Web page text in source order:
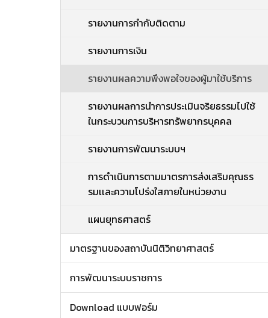
รายงานการกำกับติดตาม
รายงานการเงิน
รายงานผลความพึงพอใจของผู้มาใช้บริการ
รายงานผลการนำการประเมินจริยธรรมไปใช้
ในกระบวนการบริหารทรัพยากรบุคคล
รายงานการพัฒนาระบบฯ
การดำเนินการตามมาตรการส่งเสริมคุณธร
รมเเละความโปร่งใสภายในหน่วยงาน
แผนยุทธศาสตร์
มาตรฐานของสถาบันนิติวิทยาศาสตร์
การพัฒนาระบบราชการ
Download แบบฟอร์ม